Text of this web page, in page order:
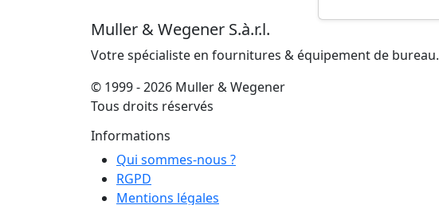
Muller & Wegener S.à.r.l.
Votre spécialiste en fournitures & équipement de bureau.
© 1999 - 2026 Muller & Wegener
Tous droits réservés
Informations
Qui sommes-nous ?
RGPD
Mentions légales